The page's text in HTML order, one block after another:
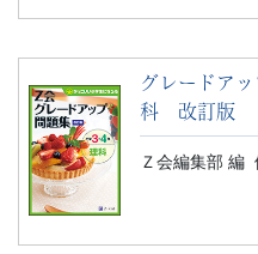
グレードア
科 改訂版
Ｚ会編集部 編